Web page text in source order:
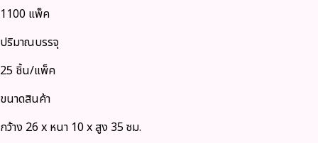
1100 แพ็ค
ปริมาณบรรจุ
25 ชิ้น/แพ็ค
ขนาดสินค้า
กว้าง 26 x หนา 10 x สูง 35 ซม.